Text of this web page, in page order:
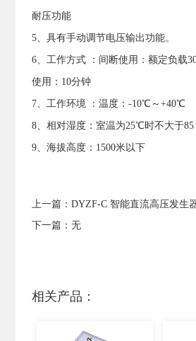
耐压功能
5、具有手动调节电压输出功能。
6、工作方式 ：间断使用：额定负载
使用：10分钟
7、工作环境 ：温度：-10℃～+40℃
8、相对湿度：室温为25℃时不大于85
9、海拔高度：1500米以下
上一篇： DYZF-C 智能直流高压发生
下一篇：无
相关产品：